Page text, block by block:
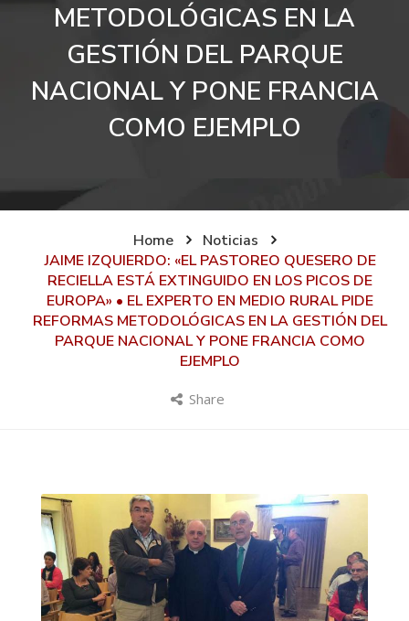
METODOLÓGICAS EN LA
GESTIÓN DEL PARQUE
NACIONAL Y PONE FRANCIA
COMO EJEMPLO
Home
Noticias
JAIME IZQUIERDO: «EL PASTOREO QUESERO DE
RECIELLA ESTÁ EXTINGUIDO EN LOS PICOS DE
EUROPA» • EL EXPERTO EN MEDIO RURAL PIDE
REFORMAS METODOLÓGICAS EN LA GESTIÓN DEL
PARQUE NACIONAL Y PONE FRANCIA COMO
EJEMPLO
Share